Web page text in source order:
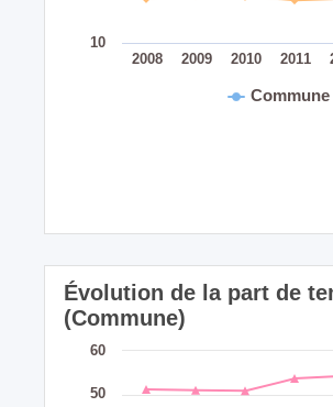
Commune
2008 2009 2010 2011
10
Évolution de la part de
(Commune)
50
60